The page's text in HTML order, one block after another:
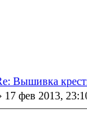
Вышивка
17 фев 2013,